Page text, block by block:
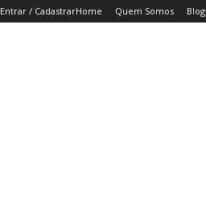
Entrar / CadastrarHome Quem Somos Blog